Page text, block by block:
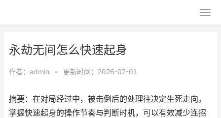
永劫无间怎么快速起身
作者： admin • 更新时间：2026-07-01
摘要：在对局经过中，被击倒后的处理往决定生死走向。
掌握快速起身的操作节奏与判断时机，可以有效减少连招